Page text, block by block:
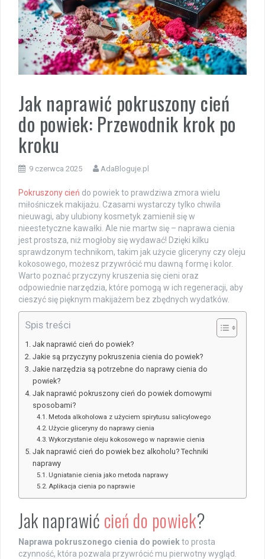
Jak naprawić pokruszony cień
do powiek: Przewodnik krok po
kroku
9 czerwca 2025 AdaBloguje.pl
Pokruszony cień do powiek to prawdziwa zmora wielu
miłośniczek makijażu. Czasami wystarczy tylko chwila
nieuwagi, aby ulubiony kosmetyk zamienił się w
nieestetyczne kawałki. Ale nie martw się – naprawa cienia
jest prostsza, niż mogłoby się wydawać! Dzięki kilku
sprawdzonym technikom, takim jak użycie gliceryny czy oleju
kokosowego, możesz przywrócić mu dawną formę i kolor.
Warto poznać przyczyny kruszenia się cieni oraz
odpowiednie narzędzia, które pomogą w ich regeneracji, aby
cieszyć się pięknym makijażem bez zbędnych wydatków.
Spis treści
Jak naprawić cień do powiek?
Jakie są przyczyny pokruszenia cienia do powiek?
Jakie narzędzia są potrzebne do naprawy cienia do
powiek?
Jak naprawić pokruszony cień do powiek domowymi
sposobami?
Metoda alkoholowa z użyciem spirytusu salicylowego
Użycie gliceryny do naprawy cienia
Wykorzystanie oleju kokosowego w naprawie cienia
Jak naprawić cień do powiek bez alkoholu? Techniki
naprawy
Ugniatanie cienia jako metoda naprawy
Aplikacja cienia po naprawie
Jak naprawić cień do powiek?
Naprawa pokruszonego cienia do powiekto prosta
czynność, która pozwala przywrócić mu pierwotny wygląd.